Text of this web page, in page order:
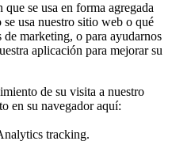
se usa en forma agregada
usa nuestro sitio web o qué
de marketing, o para ayudarnos
aplicación para mejorar su
de su visita a nuestro
en su navegador aquí:
tracking.